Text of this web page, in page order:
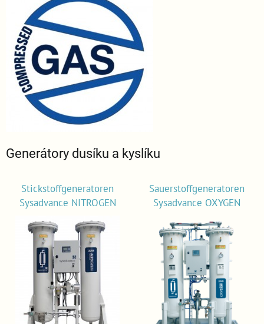
Generátory dusíku a kyslíku
Stickstoffgeneratoren
Sysadvance NITROGEN
Sauerstoffgeneratoren
Sysadvance OXYGEN